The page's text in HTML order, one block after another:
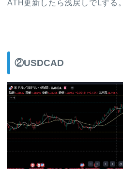
ATH更新したら浅戻しでLする。
②USDCAD